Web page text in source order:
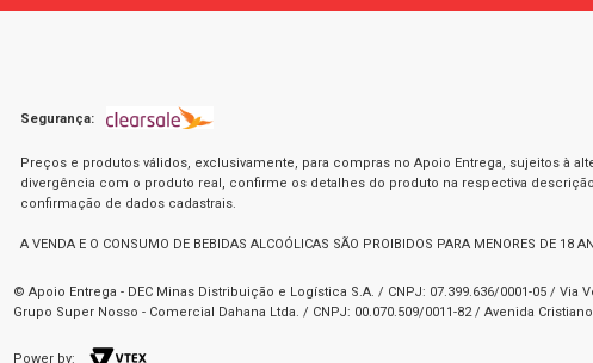
Segurança:
Preços e produtos válidos, exclusivamente, para compras no Apoio Entrega, sujeitos à
divergência com o produto real, confirme os detalhes do produto na respectiva
confirmação de dados cadastrais.
A VENDA E O CONSUMO DE BEBIDAS ALCOÓLICAS SÃO PROIBIDOS PARA MENORES DE 18
© Apoio Entrega - DEC Minas Distribuição e Logística S.A. / CNPJ: 07.399.636/0001-05 / Via
Grupo Super Nosso - Comercial Dahana Ltda. / CNPJ: 00.070.509/0011-82 / Avenida
Power by: